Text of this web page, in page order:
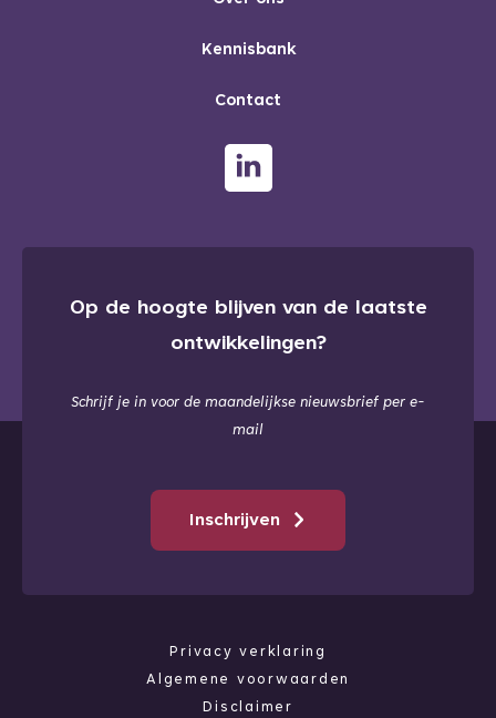
Kennisbank
Contact
Op de hoogte blijven van de laatste
ontwikkelingen?
Schrijf je in voor de maandelijkse nieuwsbrief per e-
mail
Inschrijven
Privacy verklaring
Algemene voorwaarden
Disclaimer